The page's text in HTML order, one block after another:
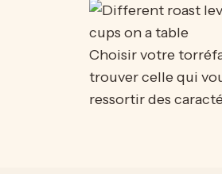
Choisir votre
trouver celle qui
ressortir des